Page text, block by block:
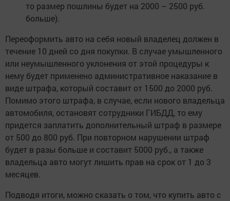
то размер пошлины будет на 2000 – 2500 руб.
больше).
Переоформить авто на себя новый владелец должен в
течение 10 дней со дня покупки. В случае умышленного
или неумышленного уклонения от этой процедуры к
нему будет применено административное наказание в
виде штрафа, который составит от 1500 до 2000 руб.
Помимо этого штрафа, в случае, если нового владельца
автомобиля, остановят сотрудники ГИБДД, то ему
придется заплатить дополнительный штраф в размере
от 500 до 800 руб. При повторном нарушении штраф
будет в разы больше и составит 5000 руб., а также
владельца авто могут лишить прав на срок от 1 до 3
месяцев.
Подводя итоги, можно сказать о том, что купить авто с